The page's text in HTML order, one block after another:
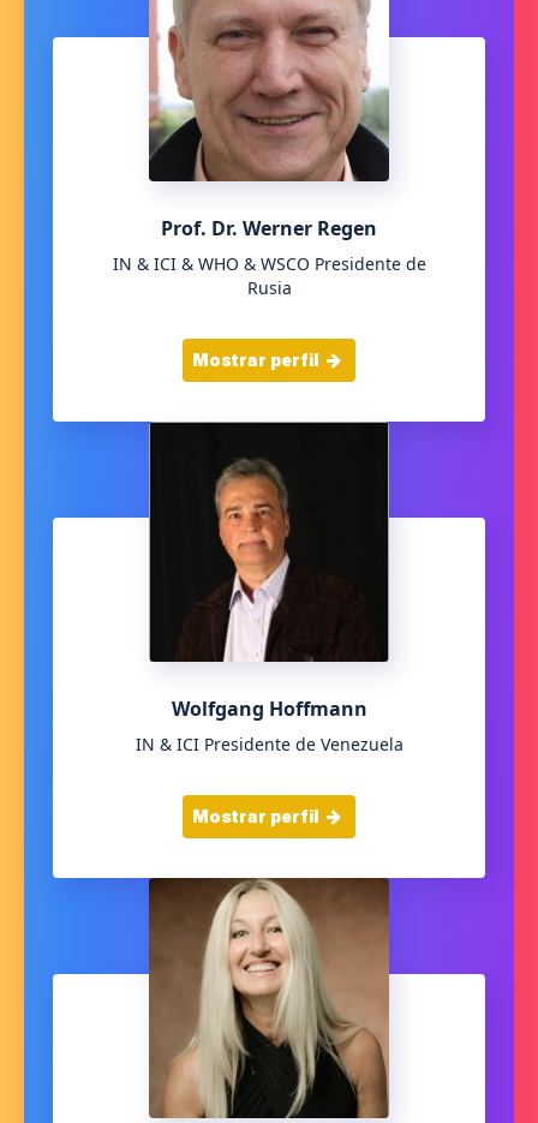
Prof. Dr. Werner Regen
IN & ICI & WHO & WSCO Presidente de
Rusia
Mostrar perfil
Wolfgang Hoffmann
IN & ICI Presidente de Venezuela
Mostrar perfil